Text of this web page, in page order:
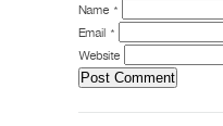
Name *
Email *
Website